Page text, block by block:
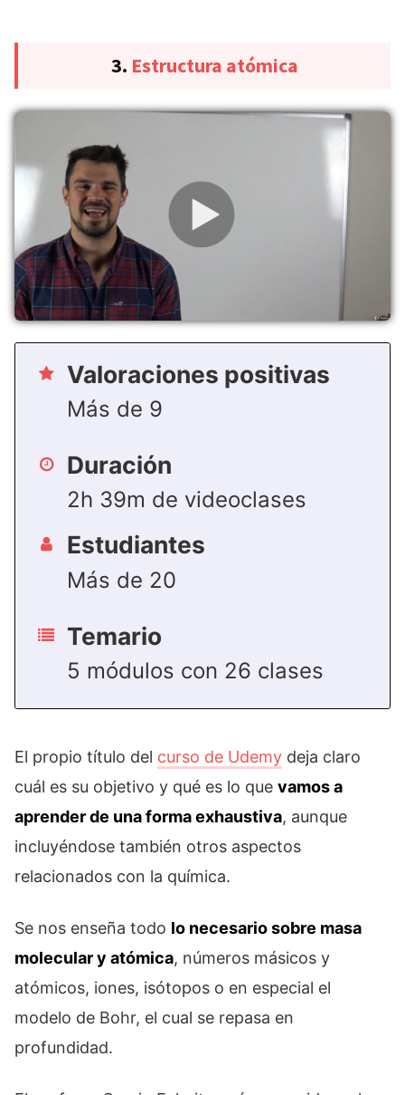
3. Estructura atómica
Valoraciones positivas
Más de 9
Duración
2h 39m de videoclases
Estudiantes
Más de 20
Temario
5 módulos con 26 clases
El propio título del curso de Udemy deja claro
cuál es su objetivo y qué es lo que vamos a
aprender de una forma exhaustiva, aunque
incluyéndose también otros aspectos
relacionados con la química.
Se nos enseña todo lo necesario sobre masa
molecular y atómica, números másicos y
atómicos, iones, isótopos o en especial el
modelo de Bohr, el cual se repasa en
profundidad.